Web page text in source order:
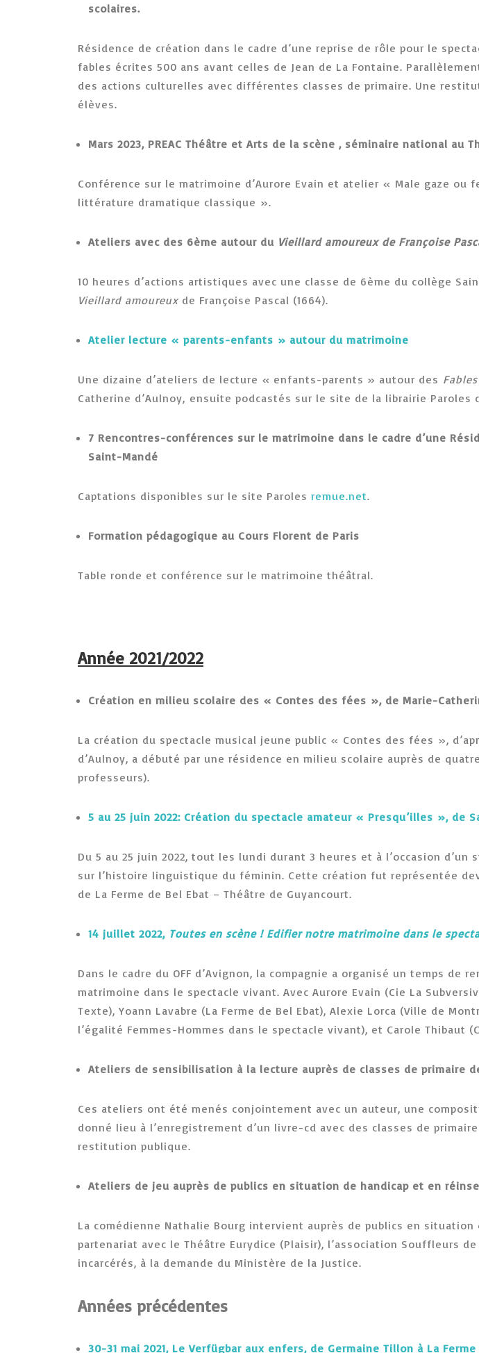
scolaires.
Résidence de création dans le cadre d’une reprise de rôle pour le
fables écrites 500 ans avant celles de Jean de La Fontaine.
des actions culturelles avec différentes classes de primaire. Une
élèves.
Mars 2023, PREAC Théâtre et Arts de la scène , séminaire national au
Conférence sur le matrimoine d’Aurore Evain et atelier « Male gaze ou
littérature dramatique classique ».
Ateliers avec des 6ème autour du Vieillard amoureux de Françoise
10 heures d’actions artistiques avec une classe de 6ème du collège
Vieillard amoureux de Françoise Pascal (1664).
Atelier lecture « parents-enfants » autour du matrimoine
Une dizaine d’ateliers de lecture « enfants-parents » autour des Fables
Catherine d’Aulnoy, ensuite podcastés sur le site de la librairie Paroles
7 Rencontres-conférences sur le matrimoine dans le cadre d’une
Saint-Mandé
Captations disponibles sur le site Paroles remue.net.
Formation pédagogique au Cours Florent de Paris
Table ronde et conférence sur le matrimoine théâtral.
Année 2021/2022
Création en milieu scolaire des « Contes des fées », de Marie-
La création du spectacle musical jeune public « Contes des fées »,
d’Aulnoy, a débuté par une résidence en milieu scolaire auprès de
professeurs).
5 au 25 juin 2022: Création du spectacle amateur « Presqu’illes », de
Du 5 au 25 juin 2022, tout les lundi durant 3 heures et à l’occasion
sur l’histoire linguistique du féminin. Cette création fut représentée
de La Ferme de Bel Ebat – Théâtre de Guyancourt.
14 juillet 2022, Toutes en scène ! Edifier notre matrimoine dans le
Dans le cadre du OFF d’Avignon, la compagnie a organisé un temps
matrimoine dans le spectacle vivant. Avec Aurore Evain (Cie La
Texte), Yoann Lavabre (La Ferme de Bel Ebat), Alexie Lorca (Ville de
l’égalité Femmes-Hommes dans le spectacle vivant), et Carole Thibaut
Ateliers de sensibilisation à la lecture auprès de classes de primaire
Ces ateliers ont été menés conjointement avec un auteur, une
donné lieu à l’enregistrement d’un livre-cd avec des classes de
restitution publique.
Ateliers de jeu auprès de publics en situation de handicap et en
La comédienne Nathalie Bourg intervient auprès de publics en
partenariat avec le Théâtre Eurydice (Plaisir), l’association Souffleurs
incarcérés, à la demande du Ministère de la Justice.
Années précédentes
30-31 mai 2021, Le Verfügbar aux enfers, de Germaine Tillon à La